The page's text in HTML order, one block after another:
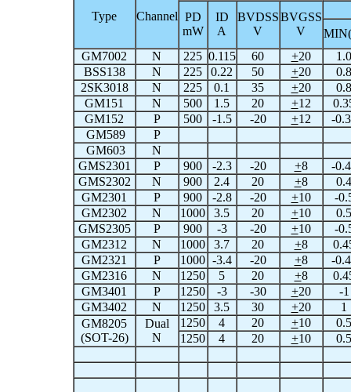
Type Channel PD
mW
ID
A
BVDSS
V
BVGSS
V
GM7002
N 225 0.115 60 +20
1.0
BSS138
N 225 0.22 50 +20
0.8
2SK3018
N 225 0.1 35 +20
0.8
GM151
N 500 1.5 20 +12
GM152
P 500 -1.5 -20 +12
-
GM589
P
GM603
N
GMS2301
P 900 -2.3 -20 +8
-
GMS2302
N 900 2.4 20 +8
0.4
GM2301
P 900 -2.8 -20 +10
-
GM2302
N 1000 3.5 20 +10
0.5
GMS2305
P 900 -3 -20 +10
-
GM2312
N 1000 3.7 20 +8
GM2321
P 1000 -3.4 -20 +8
-
GM2316
N 1250 5 20 +8
GM3401
P 1250 -3 -30 +20
-1
GM3402
N 1250 3.5 30 +20
1
GM8205
(SOT-26)
Dual
N
1250 4 20 +10
0.5
1250
4 20 +10 0.5